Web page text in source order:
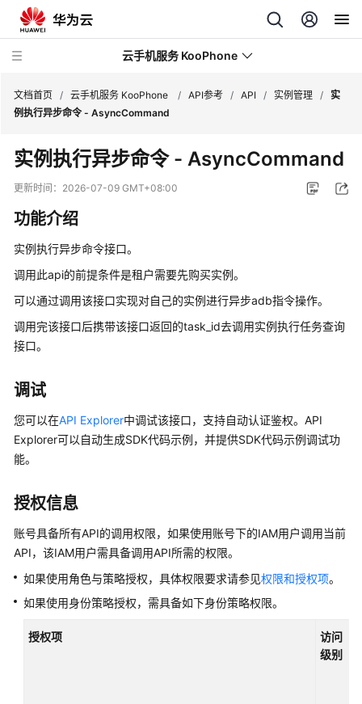
云手机服务 KooPhone
最
新
动
品
介
计
费
明
快
速
用
户
指
南
开
指
文档首页 / 云手机服务 KooPhone / API参考 / API / 实例管理 / 实
例执行异步命令 - AsyncCommand
实例执行异步命令 - AsyncCommand
更新时间： 2026-07-09 GMT+08:00
功能介绍
实例执行异步命令接口。
调用此api的前提条件是租户需要先购买实例。
可以通过调用该接口实现对自己的实例进行异步adb指令操作。
调用完该接口后携带该接口返回的task_id去调用实例执行任务查询
接口。
调试
您可以在API Explorer中调试该接口，支持自动认证鉴权。API
Explorer可以自动生成SDK代码示例，并提供SDK代码示例调试功
能。
授权信息
账号具备所有API的调用权限，如果使用账号下的IAM用户调用当前
API，该IAM用户需具备调用API所需的权限。
如果使用角色与策略授权，具体权限要求请参见权限和授权项。
如果使用身份策略授权，需具备如下身份策略权限。
授权项
访问
级别